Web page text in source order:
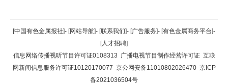
返回顶部
返回首页
[中国有色金属报社]- [网站导航]- [联系我们]- [广告服务]- [有色金属商务平台]-
[人才招聘]
信息网络传播视听节目许可证0108313 广播电视节目制作经营许可证 互联
网新闻信息服务许可证10120170077 京公网安备11010802026470 京ICP
备2021036504号